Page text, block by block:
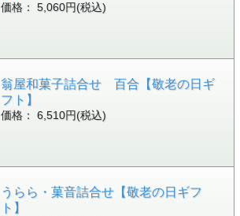
価格： 5,060円(税込)
翁屋和菓子詰合せ 百合【敬老の日ギ
フト】
価格： 6,510円(税込)
うらら・菓音詰合せ【敬老の日ギフ
ト】